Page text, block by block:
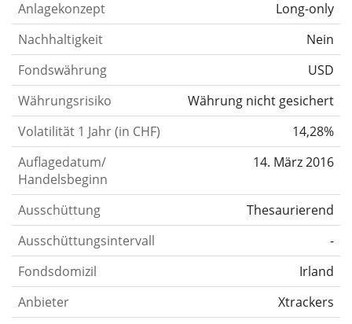
Anlagekonzept
Long-only
Nachhaltigkeit
Nein
Fondswährung
USD
Währungsrisiko
Währung nicht gesichert
Volatilität 1 Jahr (in CHF)
14,28%
Auflagedatum/
Handelsbeginn
14. März 2016
Ausschüttung
Thesaurierend
Ausschüttungsintervall
-
Fondsdomizil
Irland
Anbieter
Xtrackers